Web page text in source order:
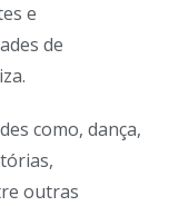
e
de
como, dança,
outras